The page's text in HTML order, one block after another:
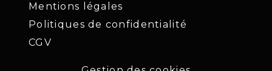
Mentions légales
Politiques de confidentialité
CGV